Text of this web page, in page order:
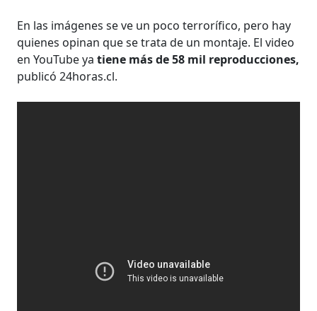
En las imágenes se ve un poco terrorífico, pero hay
quienes opinan que se trata de un montaje. El video
en YouTube yatiene más de 58 mil reproducciones,
publicó 24horas.cl.